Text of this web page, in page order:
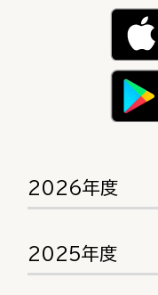
2026年度
2025年度